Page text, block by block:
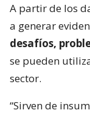
A partir de los
a generar
desafíos,
se pueden
sector.
“Sirven de